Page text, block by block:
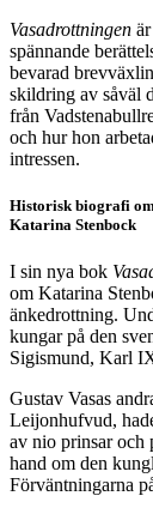
Vasadrottningen
spännande
bevarad
skildring av såväl
från
och hur hon
intressen.
Historisk biografi om
Katarina Stenbock
I sin nya bok
om Katarina
änkedrottning.
kungar på den
Sigismund, Karl
Gustav Vasas
Leijonhufvud,
av nio prinsar och
hand om den
Förväntningarna